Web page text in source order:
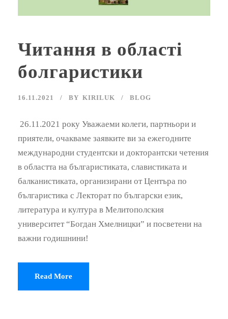
Читання в області
болгаристики
16.11.2021 BY KIRILUK BLOG
26.11.2021 року Уважаеми колеги, партньори и
приятели, очакваме заявките ви за ежегодните
международни студентски и докторантски четения
в областта на българистиката, славистиката и
балканистиката, организирани от Центъра по
българистика с Лекторат по български език,
литература и култура в Мелитополския
университет “Богдан Хмелницки” и посветени на
важни годишнини!
Read More